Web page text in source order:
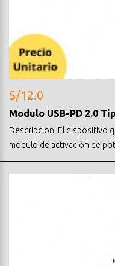
S/12.0
Modulo USB-PD 2.0
Descripcion: El dispositivo
módulo de activación de